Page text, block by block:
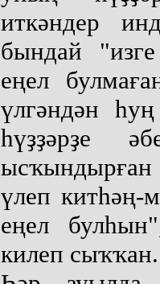
иткәндер
бындай
еңел
үлгәндән
һүҙҙәрҙе
үлеп китһәң-
еңел
килеп